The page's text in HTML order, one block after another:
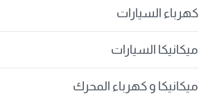
كهرباء السيارات
ميكانيكا السيارات
ميكانيكا و كهرباء المحرك